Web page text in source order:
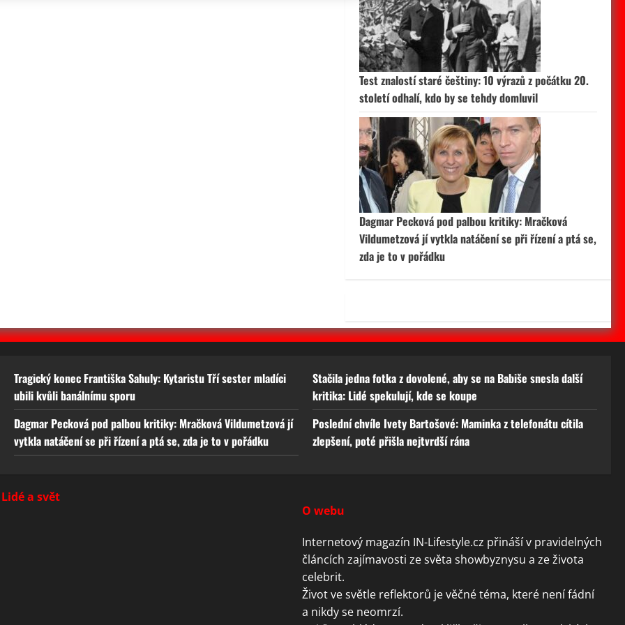
Test znalostí staré češtiny: 10 výrazů z počátku 20.
století odhalí, kdo by se tehdy domluvil
Dagmar Pecková pod palbou kritiky: Mračková
Vildumetzová jí vytkla natáčení se při řízení a ptá se,
zda je to v pořádku
Tragický konec Františka Sahuly: Kytaristu Tří sester mladíci
ubili kvůli banálnímu sporu
Stačila jedna fotka z dovolené, aby se na Babiše snesla další
kritika: Lidé spekulují, kde se koupe
Dagmar Pecková pod palbou kritiky: Mračková Vildumetzová jí
vytkla natáčení se při řízení a ptá se, zda je to v pořádku
Poslední chvíle Ivety Bartošové: Maminka z telefonátu cítila
zlepšení, poté přišla nejtvrdší rána
Lidé a svět
O webu
Internetový magazín IN-Lifestyle.cz přináší v pravidelných
článcích zajímavosti ze světa showbyznysu a ze života
celebrit.
Život ve světle reflektorů je věčné téma, které není fádní
a nikdy se neomrzí.